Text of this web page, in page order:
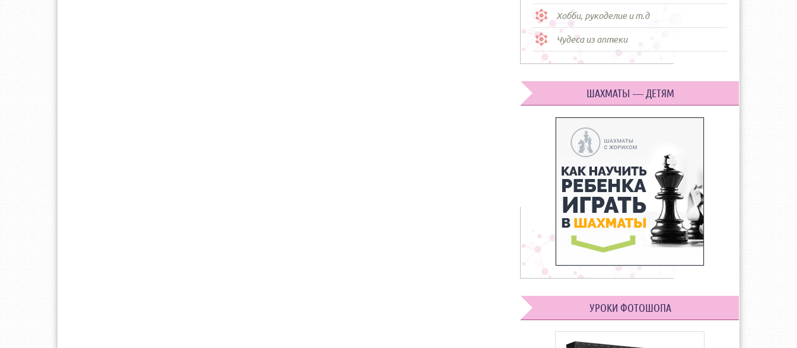
Хобби, рукоделие и т.д
Чудеса из аптеки
ШАХМАТЫ — ДЕТЯМ
УРОКИ ФОТОШОПА